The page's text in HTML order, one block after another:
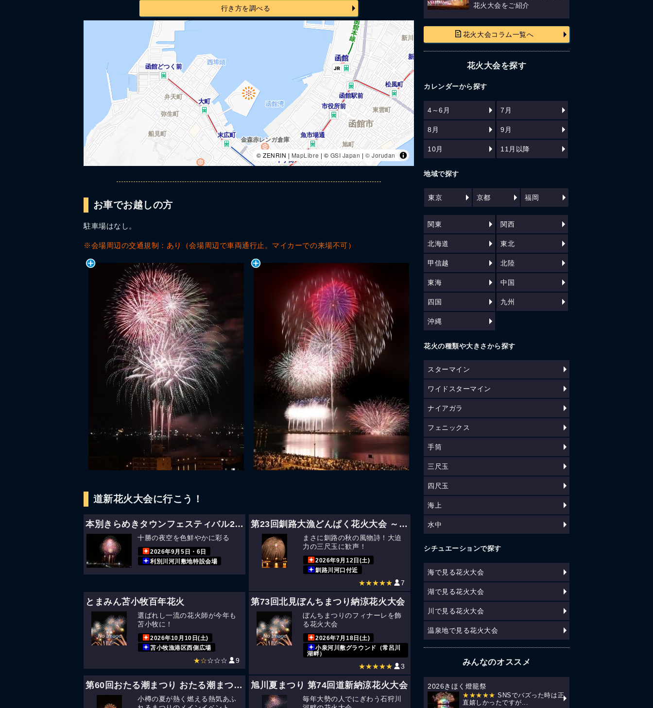
行き方を調べる
© ZENRIN | MapLibre | © GSI Japan |© Jorudan
お車でお越しの方
駐車場はなし。
※会場周辺の交通規制：あり（会場周辺で車両通行止。マイカーでの来場不可）
道新花火大会に行こう！
本別きらめきタウンフェスティバル2026 東十勝花火大会
十勝の夜空を色鮮やかに彩る
2026年9月5日・6日
利別川河川敷地特設会場
第23回釧路大漁どんぱく花火大会 ～道新・光と音のファンタジー～
まさに釧路の秋の風物詩！大迫
力の三尺玉に歓声！
2026年9月12日(土)
釧路川河口付近
★★★★★ 7
とまみん苫小牧百年花火
選ばれし一流の花火師が今年も
苫小牧に！
2026年10月10日(土)
苫小牧漁港区西側広場
★☆☆☆☆ 9
第73回北見ぼんちまつり納涼花火大会
ぼんちまつりのフィナーレを飾
る花火大会
2026年7月18日(土)
小泉河川敷グラウンド（常呂川
湖畔）
★★★★★ 3
第60回おたる潮まつり おたる潮まつり大花火大会
小樽の夏が熱く燃える熱気あふ
旭川夏まつり 第74回道新納涼花火大会
毎年大勢の人でにぎわう石狩川
花火大会をご紹介
花火大会コラム一覧へ
花火大会を探す
カレンダーから探す
4～6月 7月
8月 9月
10月 11月以降
地域で探す
東京 京都 福岡
関東 関西
北海道 東北
甲信越 北陸
東海 中国
四国 九州
沖縄
花火の種類や大きさから探す
スターマイン
ワイドスターマイン
ナイアガラ
フェニックス
手筒
三尺玉
四尺玉
海上
水中
シチュエーションで探す
海で見る花火大会
湖で見る花火大会
川で見る花火大会
温泉地で見る花火大会
みんなのオススメ
2026きほく燈籠祭
★★★★★ SNSでバズった時は正
直嬉しかったですが...